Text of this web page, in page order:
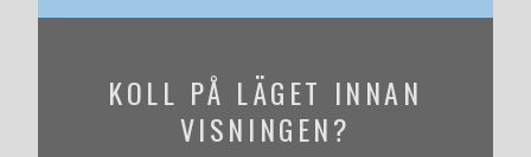
KOLL PÅ LÄGET INNAN
VISNINGEN?